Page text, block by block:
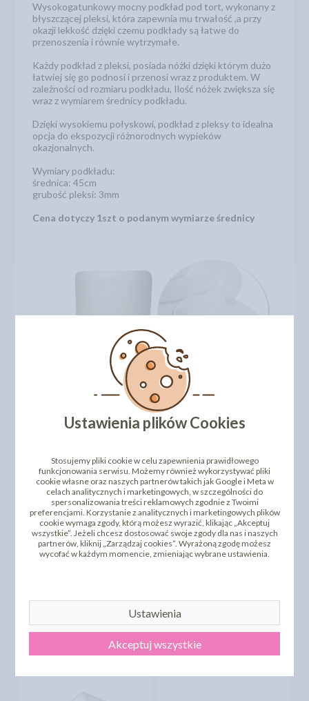
Wysokogatunkowy mocny podkład pod tort, wykonany z
błyszczącej pleksi, która zapewnia mu trwałość ,a przy
okazji lekkość dzięki czemu podkłady są łatwe do
przenoszenia i równie wytrzymałe.
Każdy podkład z pleksi, posiada nóżki dzięki którym dużo
łatwiej się go podnosi i przenosi wraz z produktem. W
zależności od rozmiaru podkładu, Ilość nóżek zwiększa się
wraz z wymiarem średnicy podkładu.
Dzięki wysokiemu połyskowi, podkład z pleksy to idealna
opcja do ekspozycji różnorodnych wypieków
okazjonalnych.
Wymiary podkładu:
średnica: 45cm
grubość pleksi: 3mm
Cena dotyczy 1szt o podanym wymiarze średnicy
PRODUKTY PODOBNE
INNI KLIENCI KUPILI TEŻ
Ustawienia plików Cookies
Stosujemy pliki cookie w celu zapewnienia prawidłowego
funkcjonowania serwisu. Możemy również wykorzystywać pliki
cookie własne oraz naszych partnerów takich jak Google i Meta w
celach analitycznych i marketingowych, w szczególności do
spersonalizowania treści reklamowych zgodnie z Twoimi
preferencjami. Korzystanie z analitycznych i marketingowych plików
cookie wymaga zgody, którą możesz wyrazić, klikając „Akceptuj
wszystkie”. Jeżeli chcesz dostosować swoje zgody dla nas i naszych
partnerów, kliknij „Zarządzaj cookies”. Wyrażoną zgodę możesz
wycofać w każdym momencie, zmieniając wybrane ustawienia.
Ustawienia
Akceptuj wszystkie